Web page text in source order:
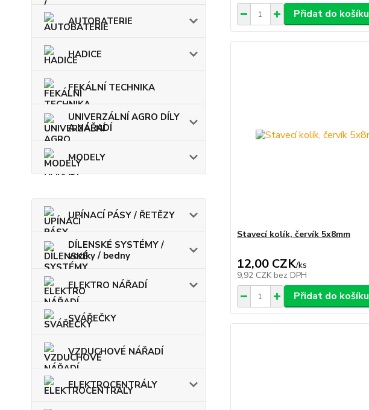
AUTOBATERIE
HADICE
FEKÁLNÍ TECHNIKA
UNIVERZÁLNÍ AGRO DÍLY
A NÁŘADÍ
MODELY
UPÍNACÍ PÁSY / ŘETĚZY
DÍLENSKÉ SYSTÉMY /
vozíky / bedny
ELEKTRO NÁŘADÍ
SVÁŘEČKY
VZDUCHOVÉ NÁŘADÍ
ELEKTROCENTRÁLY
Přidat do košíku
Stavecí kolík, červík 5x8mm
12,00 CZK/ks
9,92 CZK bez DPH
Přidat do košíku